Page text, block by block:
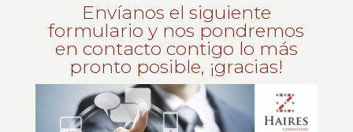
Envíanos el siguiente
formulario y nos pondremos
en contacto contigo lo más
pronto posible, ¡gracias!